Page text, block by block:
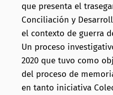
que presenta el
Conciliación y
el contexto de guerra
Un proceso
2020 que tuvo como
del proceso de
en tanto iniciativa